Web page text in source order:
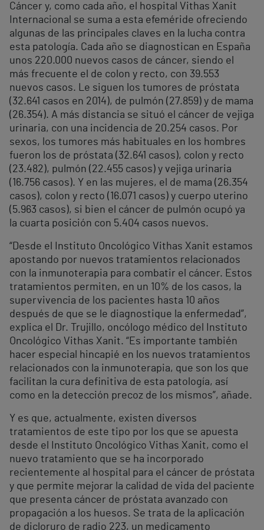
Cáncer y, como cada año, el hospital Vithas Xanit
Internacional se suma a esta efeméride ofreciendo
algunas de las principales claves en la lucha contra
esta patología. Cada año se diagnostican en España
unos 220.000 nuevos casos de cáncer, siendo el
más frecuente el de colon y recto, con 39.553
nuevos casos. Le siguen los tumores de próstata
(32.641 casos en 2014), de pulmón (27.859) y de mama
(26.354). A más distancia se situó el cáncer de vejiga
urinaria, con una incidencia de 20.254 casos. Por
sexos, los tumores más habituales en los hombres
fueron los de próstata (32.641 casos), colon y recto
(23.482), pulmón (22.455 casos) y vejiga urinaria
(16.756 casos). Y en las mujeres, el de mama (26.354
casos), colon y recto (16.071 casos) y cuerpo uterino
(5.963 casos), si bien el cáncer de pulmón ocupó ya
la cuarta posición con 5.404 casos nuevos.
“Desde el Instituto Oncológico Vithas Xanit estamos
apostando por nuevos tratamientos relacionados
con la inmunoterapia para combatir el cáncer. Estos
tratamientos permiten, en un 10% de los casos, la
supervivencia de los pacientes hasta 10 años
después de que se le diagnostique la enfermedad”,
explica el Dr. Trujillo, oncólogo médico del Instituto
Oncológico Vithas Xanit. “Es importante también
hacer especial hincapié en los nuevos tratamientos
relacionados con la inmunoterapia, que son los que
facilitan la cura definitiva de esta patología, así
como en la detección precoz de los mismos”, añade.
Y es que, actualmente, existen diversos
tratamientos de este tipo por los que se apuesta
desde el Instituto Oncológico Vithas Xanit, como el
nuevo tratamiento que se ha incorporado
recientemente al hospital para el cáncer de próstata
y que permite mejorar la calidad de vida del paciente
que presenta cáncer de próstata avanzado con
propagación a los huesos. Se trata de la aplicación
de dicloruro de radio 223, un medicamento